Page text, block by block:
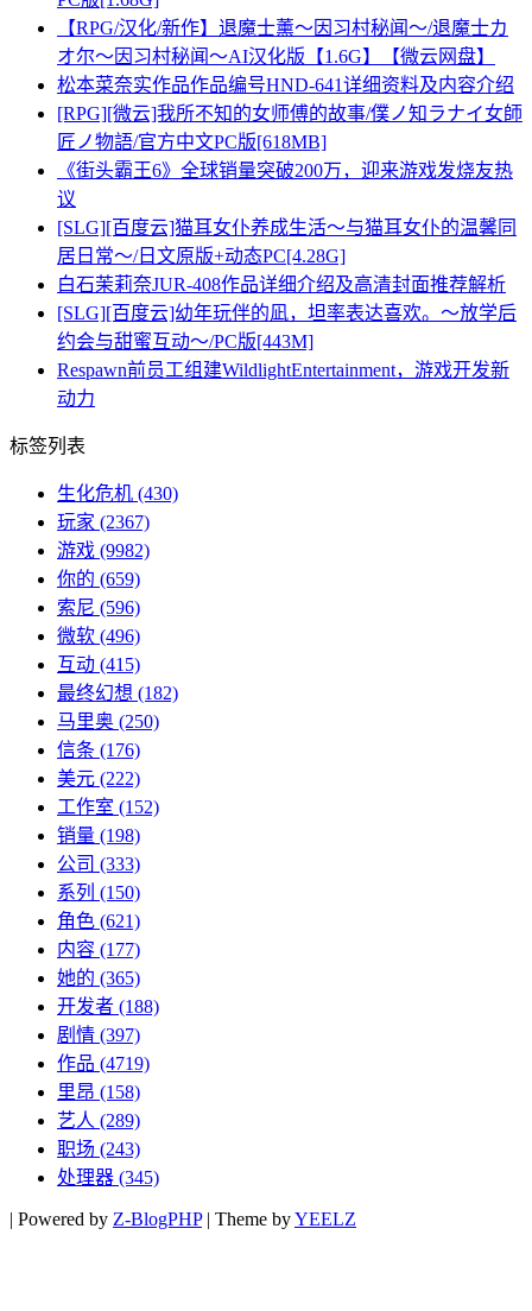
【RPG/汉化/新作】退魔士薰～因习村秘闻～/退魔士カ
オ尔～因习村秘闻～AI汉化版【1.6G】【微云网盘】
松本菜奈实作品作品编号HND-641详细资料及内容介绍
[RPG][微云]我所不知的女师傅的故事/僕ノ知ラナイ女師
匠ノ物語/官方中文PC版[618MB]
《街头霸王6》全球销量突破200万，迎来游戏发烧友热
议
[SLG][百度云]猫耳女仆养成生活～与猫耳女仆的温馨同
居日常～/日文原版+动态PC[4.28G]
白石茉莉奈JUR-408作品详细介绍及高清封面推荐解析
[SLG][百度云]幼年玩伴的凪，坦率表达喜欢。～放学后
约会与甜蜜互动～/PC版[443M]
Respawn前员工组建WildlightEntertainment，游戏开发新
动力
标签列表
生化危机 (430)
玩家 (2367)
游戏 (9982)
你的 (659)
索尼 (596)
微软 (496)
互动 (415)
最终幻想 (182)
马里奥 (250)
信条 (176)
美元 (222)
工作室 (152)
销量 (198)
公司 (333)
系列 (150)
角色 (621)
内容 (177)
她的 (365)
开发者 (188)
剧情 (397)
作品 (4719)
里昂 (158)
艺人 (289)
职场 (243)
处理器 (345)
| Powered by Z-BlogPHP | Theme byYEELZ